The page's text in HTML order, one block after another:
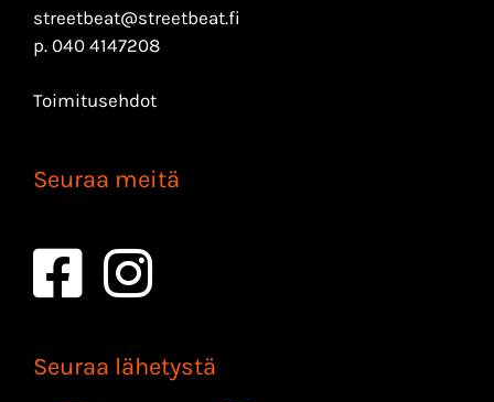
streetbeat@streetbeat.fi
p. 040 4147208
Toimitusehdot
Seuraa meitä
Seuraa lähetystä